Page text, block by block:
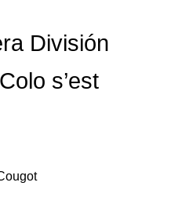
División
s’est